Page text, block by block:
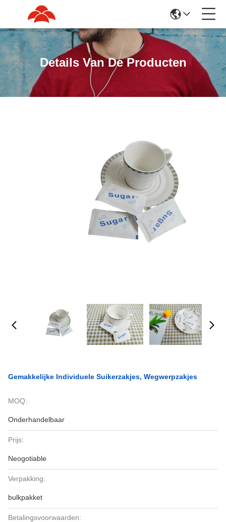
Details Van De Producten
Gemakkelijke Individuele Suikerzakjes, Wegwerpzakjes
MOQ:
Onderhandelbaar
Prijs:
Neogotiable
Verpakking:
bulkpakket
Betalingsvoorwaarden: